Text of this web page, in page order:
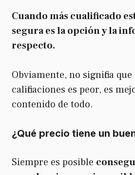
Cuando más cualificado
segura es la opción y la
respecto.
Obviamente, no significa
calificaciones es peor, es
contenido de todo.
¿Qué precio tiene un
Siempre es posible